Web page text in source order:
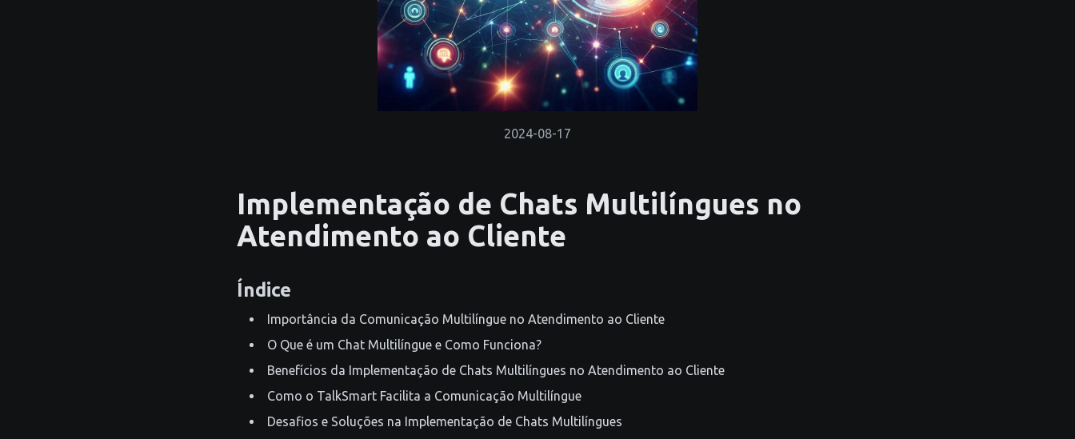
2024-08-17
Implementação de Chats Multilíngues no
Atendimento ao Cliente
Índice
Importância da Comunicação Multilíngue no Atendimento ao Cliente
O Que é um Chat Multilíngue e Como Funciona?
Benefícios da Implementação de Chats Multilíngues no Atendimento ao Cliente
Como o TalkSmart Facilita a Comunicação Multilíngue
Desafios e Soluções na Implementação de Chats Multilíngues